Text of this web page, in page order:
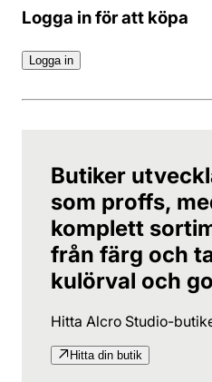
Logga in för att köpa
Logga in
Butiker
som proffs,
komplett
från färg och
kulörval och
Hitta Alcro Studio-
Hitta din butik